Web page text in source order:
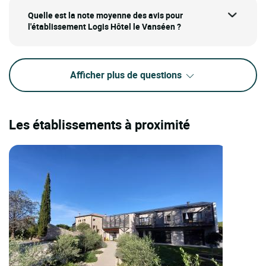
Quelle est la note moyenne des avis pour
l'établissement Logis Hôtel le Vanséen ?
Afficher plus de questions
Les établissements à proximité